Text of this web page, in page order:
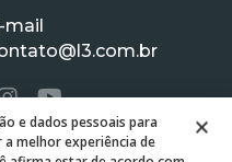
mail
e dados pessoais para
melhor experiência de